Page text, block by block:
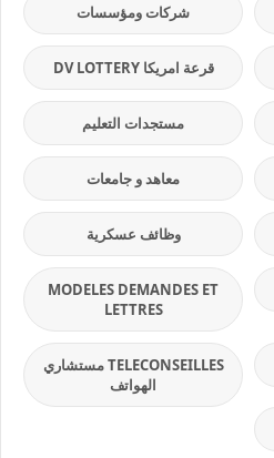
شركات ومؤسسات
قرعة امريكا DV LOTTERY
مستجدات التعليم
معاهد و جامعات
وظائف عسكرية
MODELES DEMANDES ET
LETTRES
TELECONSEILLES مستشاري
الهواتف